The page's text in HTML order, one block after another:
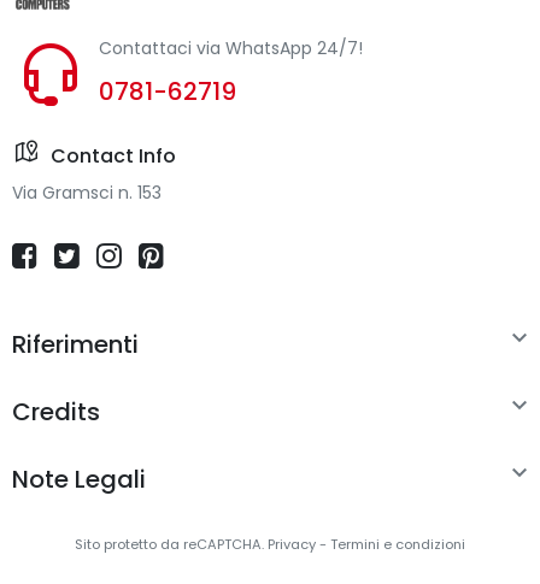
Contattaci via WhatsApp 24/7!
0781-62719
Contact Info
Via Gramsci n. 153
Riferimenti 
Credits 
Note Legali 
Sito protetto da reCAPTCHA. Privacy- Termini e condizioni